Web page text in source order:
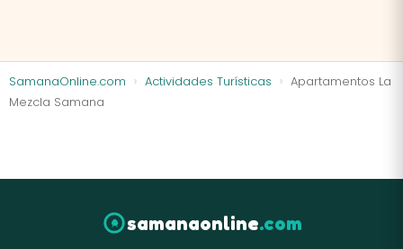
SamanaOnline.com Actividades Turísticas
Apartamentos La
Mezcla Samana
samanaonline.com